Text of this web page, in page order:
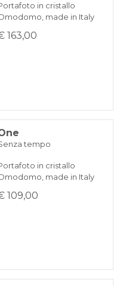
in cristallo
made in Italy
163,00
tempo
in cristallo
made in Italy
109,00